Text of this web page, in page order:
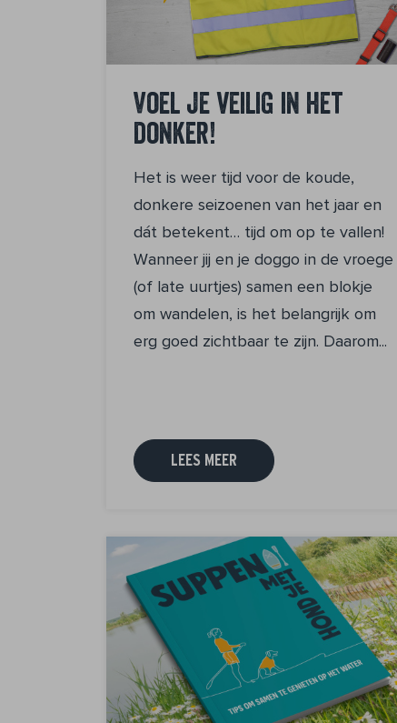
Voel je veilig in het
donker!
Het is weer tijd voor de koude,
donkere seizoenen van het jaar en
dát betekent… tijd om op te vallen!
Wanneer jij en je doggo in de vroege
(of late uurtjes) samen een blokje
om wandelen, is het belangrijk om
erg goed zichtbaar te zijn. Daarom...
LEES MEER